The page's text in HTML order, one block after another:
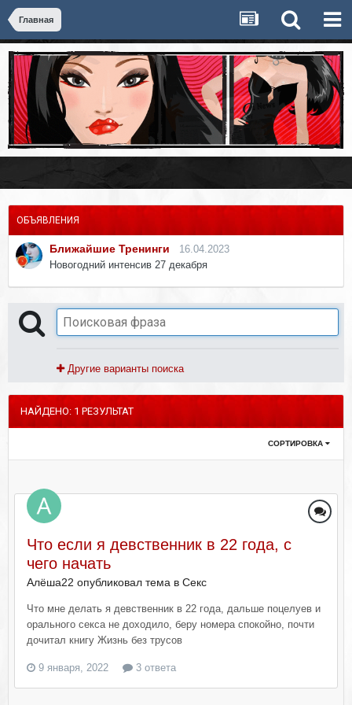
Главная
ОБЪЯВЛЕНИЯ
Ближайшие Тренинги
16.04.2023
Новогодний интенсив 27 декабря
Другие варианты поиска
НАЙДЕНО: 1 РЕЗУЛЬТАТ
СОРТИРОВКА
Что если я девственник в 22 года, с
чего начать
Алёша22 опубликовал тема в Секс
Что мне делать я девственник в 22 года, дальше поцелуев и
орального секса не доходило, беру номера спокойно, почти
дочитал книгу Жизнь без трусов
9 января, 2022 3 ответа